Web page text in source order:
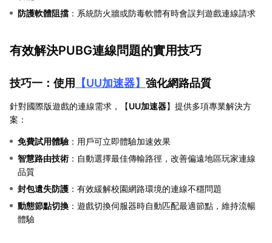
防護軟體阻擋 ：系統防火牆或防毒軟體有時會誤判遊戲連線請求
有效解決PUBG連線問題的實用技巧
技巧一：使用 【UU加速器】 強化網路品質
針對國際版遊戲的連線需求，【UU加速器】提供多項專業解決方
案：
免費試用體驗 ：用戶可立即體驗加速效果
智慧路由技術 ：自動選擇最佳傳輸路徑，改善偏遠地區玩家連線
品質
封包遺失防護 ：有效緩解校園網路環境的連線不穩問題
動態節點切換 ：遊戲切換伺服器時自動匹配最適節點，維持流暢
體驗